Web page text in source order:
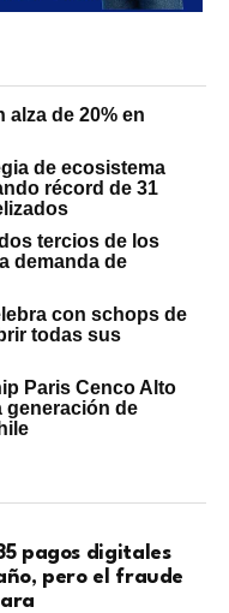
de 20% en
de ecosistema
récord de 31
tercios de los
demanda de
con schops de
todas sus
Paris Cenco Alto
generación de
pagos digitales
pero el fraude